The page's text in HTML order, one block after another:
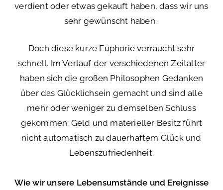
verdient oder etwas gekauft haben, dass wir uns
sehr gewünscht haben.
Doch diese kurze Euphorie verraucht sehr
schnell. Im Verlauf der verschiedenen Zeitalter
haben sich die großen Philosophen Gedanken
über das Glücklichsein gemacht und sind alle
mehr oder weniger zu demselben Schluss
gekommen: Geld und materieller Besitz führt
nicht automatisch zu dauerhaftem Glück und
Lebenszufriedenheit.
Wie wir unsere Lebensumstände und Ereignisse